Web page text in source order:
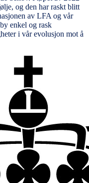
og den har raskt blitt
av LFA og vår
enkel og rask
i vår evolusjon mot å